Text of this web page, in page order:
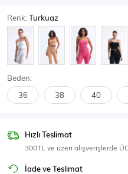
Body Atlet
SPOR GİYİM
Eşofman Üstü
Renk:Turkuaz
Beden:
36 38 40
Hızlı Teslimat
300TL ve üzeri alışverişlerde
İade ve Teslimat